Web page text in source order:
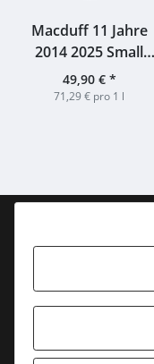
Macduff 11 Jahre
2014 2025 Small
Batch SMoS 48% 0,7l
49,90 € *
71,29 € pro 1 l